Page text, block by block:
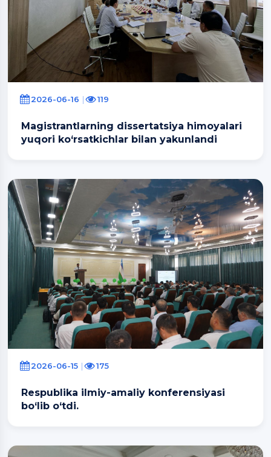
2026-06-16 119
Magistrantlarning dissertatsiya himoyalari
yuqori ko‘rsatkichlar bilan yakunlandi
2026-06-15 175
Respublika ilmiy-amaliy konferensiyasi
bo‘lib o‘tdi.